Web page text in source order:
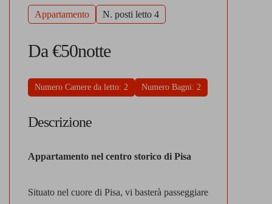
Appartamento N. posti letto 4
Da €50notte
Numero Camere da letto: 2 Numero Bagni: 2
Descrizione
Appartamento nel centro storico di Pisa
Situato nel cuore di Pisa, vi basterà passeggiare